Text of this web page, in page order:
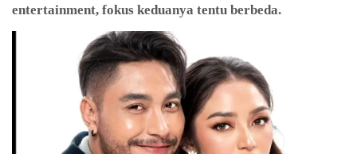
entertainment, fokus keduanya tentu berbeda.